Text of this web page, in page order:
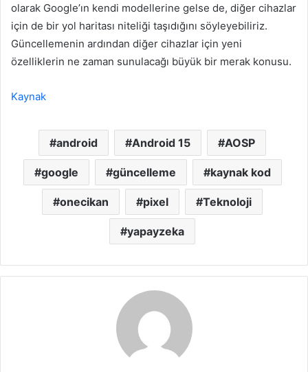
olarak Google’ın kendi modellerine gelse de, diğer cihazlar
için de bir yol haritası niteliği taşıdığını söyleyebiliriz.
Güncellemenin ardından diğer cihazlar için yeni
özelliklerin ne zaman sunulacağı büyük bir merak konusu.
Kaynak
android Android 15 AOSP
google güncelleme kaynak kod
onecikan pixel Teknoloji
yapayzeka